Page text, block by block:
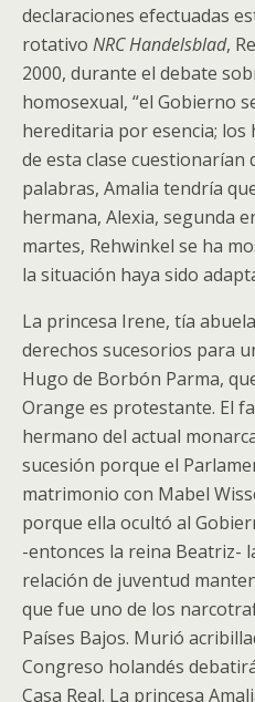
declaraciones efectuadas
rotativo NRC Handelsblad,
2000, durante el debate
homosexual, “el Gobierno
hereditaria por esencia; los
de esta clase cuestionarían
palabras, Amalia tendría
hermana, Alexia, segunda
martes, Rehwinkel se ha
la situación haya sido
La princesa Irene, tía
derechos sucesorios para
Hugo de Borbón Parma,
Orange es protestante. El
hermano del actual
sucesión porque el
matrimonio con Mabel
porque ella ocultó al
-entonces la reina Beatriz-
relación de juventud
que fue uno de los
Países Bajos. Murió
Congreso holandés
Casa Real. La princesa